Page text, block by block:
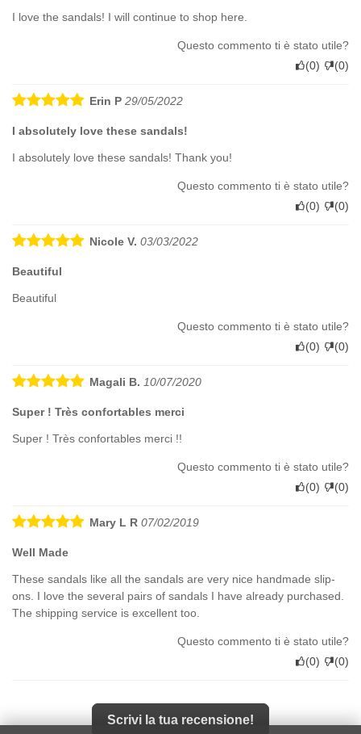
I love the sandals! I will continue to shop here.
Questo commento ti è stato utile?
(0) (0)
Erin P 29/05/2022
I absolutely love these sandals!
I absolutely love these sandals! Thank you!
Questo commento ti è stato utile?
(0) (0)
Nicole V. 03/03/2022
Beautiful
Beautiful
Questo commento ti è stato utile?
(0) (0)
Magali B. 10/07/2020
Super ! Très confortables merci
Super ! Très confortables merci !!
Questo commento ti è stato utile?
(0) (0)
Mary L R 07/02/2019
Well Made
These sandals like all the sandals are very nice handmade slip-
ons. I love the several pairs of sandals I have already purchased.
The shipping service is excellent too.
Questo commento ti è stato utile?
(0) (0)
Scrivi la tua recensione!